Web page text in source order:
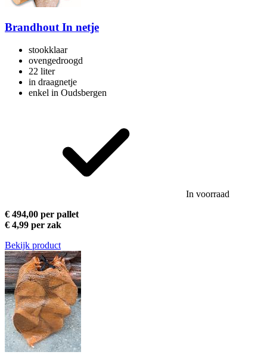
Brandhout In netje
stookklaar
ovengedroogd
22 liter
in draagnetje
enkel in Oudsbergen
In voorraad
€ 494,00 per pallet
€ 4,99 per zak
Bekijk product